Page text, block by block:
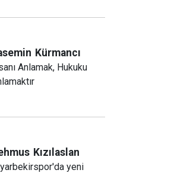
Kürmancı
Anlamak, Hukuku
Kızılaslan
yeni